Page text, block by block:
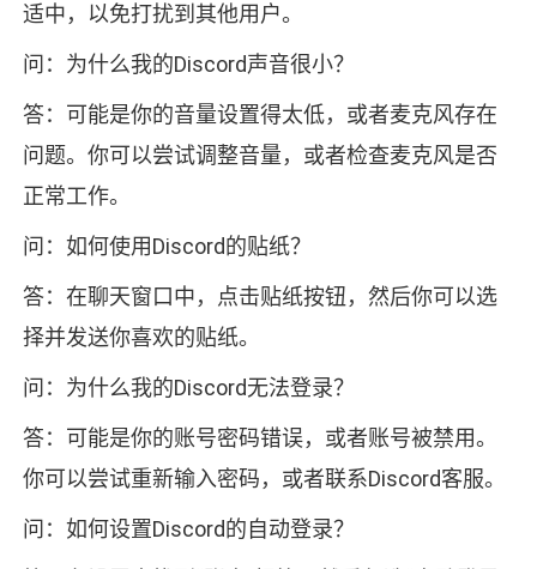
适中，以免打扰到其他用户。
问：为什么我的Discord声音很小？
答：可能是你的音量设置得太低，或者麦克风存在
问题。你可以尝试调整音量，或者检查麦克风是否
正常工作。
问：如何使用Discord的贴纸？
答：在聊天窗口中，点击贴纸按钮，然后你可以选
择并发送你喜欢的贴纸。
问：为什么我的Discord无法登录？
答：可能是你的账号密码错误，或者账号被禁用。
你可以尝试重新输入密码，或者联系Discord客服。
问：如何设置Discord的自动登录？